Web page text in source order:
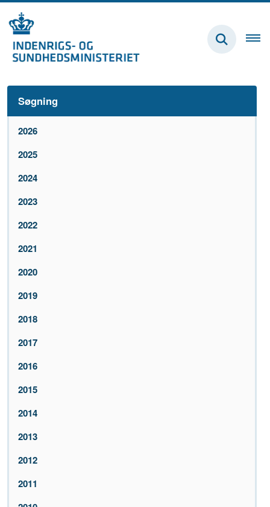
Søgning
2026
2025
2024
2023
2022
2021
2020
2019
2018
2017
2016
2015
2014
2013
2012
2011